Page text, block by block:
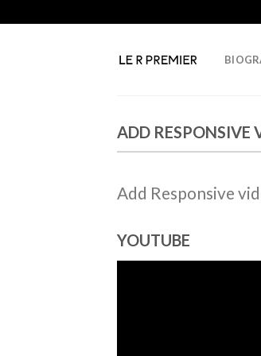
to
ADD RESPONSIVE
Add Responsive
YOUTUBE